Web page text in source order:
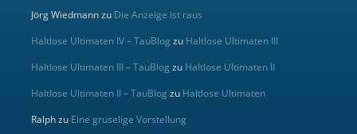
Jörg Wiedmannzu Die Anzeige ist raus
Haltlose Ultimaten IV – TauBlog zu Haltlose Ultimaten III
Haltlose Ultimaten III – TauBlog zu Haltlose Ultimaten II
Haltlose Ultimaten II – TauBlog zu Haltlose Ultimaten
Ralphzu Eine gruselige Vorstellung